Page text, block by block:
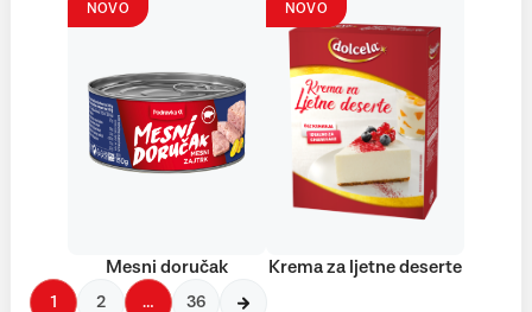
NOVO
Mesni doručak
NOVO
Krema za ljetne deserte
1 2 … 36